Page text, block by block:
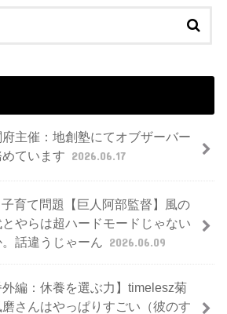
府主催：地創塾にてオブザーバー
めています 2026.06.17
育て問題【巨人阿部監督】風の
とやらは超ハードモードじゃない
話違うじゃーん 2026.06.09
外編：休養を選ぶ力】timelesz菊
さんはやっぱりすごい（彼のす